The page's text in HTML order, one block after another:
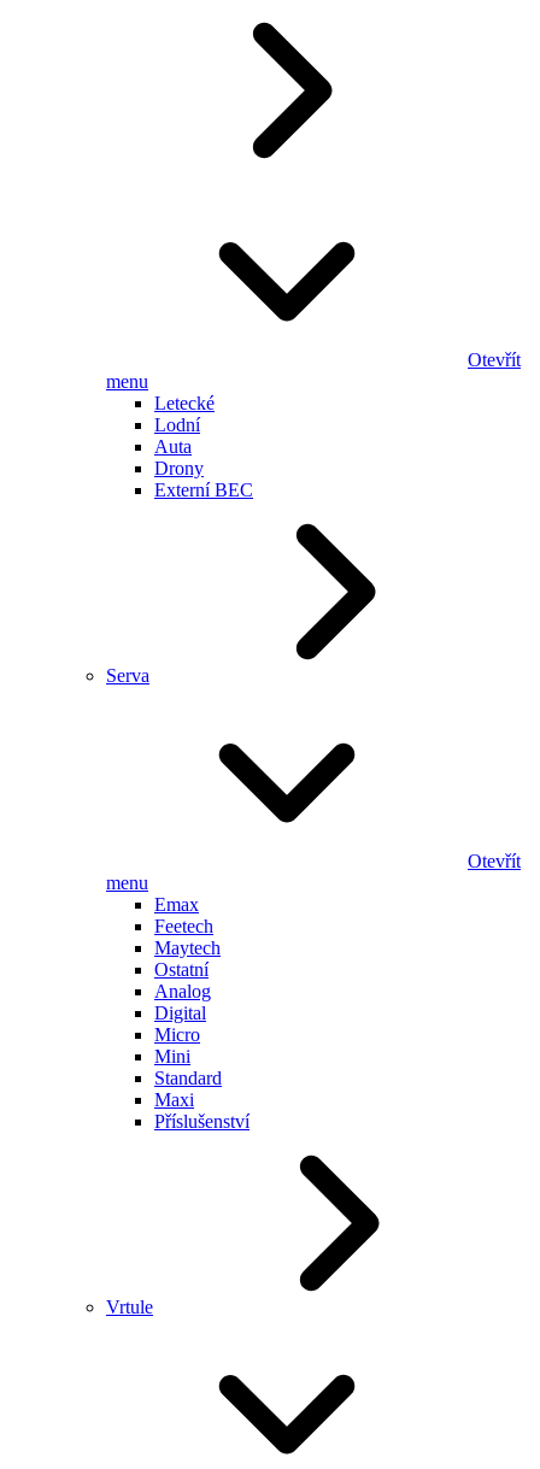
Otevřít
menu
Letecké
Lodní
Auta
Drony
Externí BEC
Serva
Otevřít
menu
Emax
Feetech
Maytech
Ostatní
Analog
Digital
Micro
Mini
Standard
Maxi
Příslušenství
Vrtule